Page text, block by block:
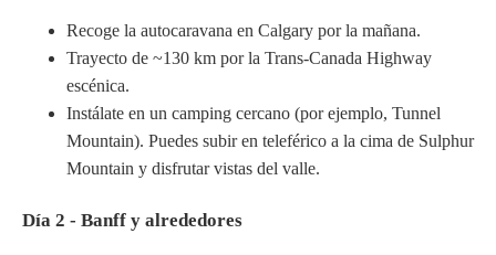
Recoge la autocaravana en Calgary por la mañana.
Trayecto de ~130 km por la Trans-Canada Highway
escénica.
Instálate en un camping cercano (por ejemplo, Tunnel
Mountain). Puedes subir en teleférico a la cima de Sulphur
Mountain y disfrutar vistas del valle.
Día 2 - Banff y alrededores